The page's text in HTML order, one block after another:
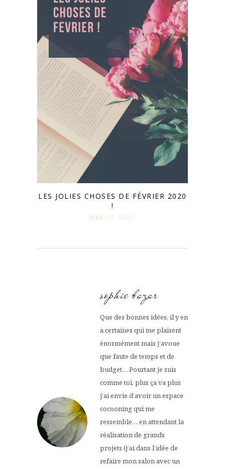
LES JOLIES CHOSES DE FÉVRIER 2020
!
MAR 03. 2020
sophie bazar
Que des bonnes idées, il y en
a certaines qui me plaisent
énormément mais j’avoue
que faute de temps et de
budget… Pourtant je suis
comme toi, plus ça va plus
j’ai envie d’avoir un espace
cocooning qui me
ressemble… en attendant la
réalisation de grands
projets (j’ai dans l’idée de
refaire mon salon avec un